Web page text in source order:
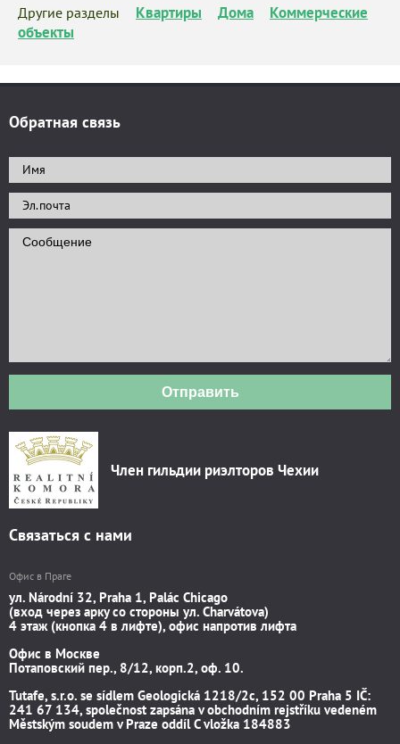
Другие разделы Квартиры Дома
Коммерческие
объекты
Обратная связь
Отправить
Член гильдии риэлторов Чехии
Связаться с нами
Офис в Праге
ул. Národní 32, Praha 1, Palác Chicago
(вход через арку со стороны ул. Charvátova)
4 этаж (кнопка 4 в лифте), офис напротив лифта
Офис в Москве
Потаповский пер., 8/12, корп.2, оф. 10.
Tutafe, s.r.o. se sídlem Geologická 1218/2c, 152 00 Praha 5 IČ:
241 67 134, společnost zapsána v obchodním rejstříku vedeném
Městským soudem v Praze oddíl C vložka 184883